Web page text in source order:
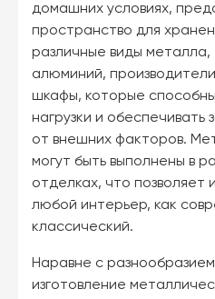
домашних условиях,
пространство для
различные виды металла,
алюминий,
шкафы, которые
нагрузки и
от внешних факторов.
могут быть выполнены в
отделках, что позволяет
любой интерьер, как
классический.
Наравне с
изготовление